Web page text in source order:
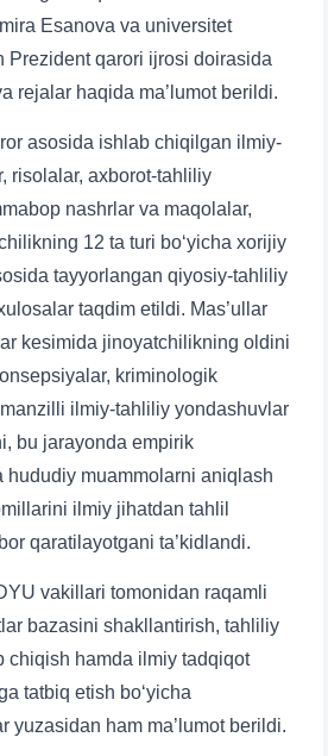
Esanova va universitet
Prezident qarori ijrosi doirasida
rejalar haqida ma’lumot berildi.
asosida ishlab chiqilgan ilmiy-
risolalar, axborot-tahliliy
nashrlar va maqolalar,
12 ta turi bo‘yicha xorijiy
tayyorlangan qiyosiy-tahliliy
taqdim etildi. Mas’ullar
kesimida jinoyatchilikning oldini
kriminologik
ilmiy-tahliliy yondashuvlar
bu jarayonda empirik
hududiy muammolarni aniqlash
ilmiy jihatdan tahlil
qaratilayotgani ta’kidlandi.
vakillari tomonidan raqamli
bazasini shakllantirish, tahliliy
chiqish hamda ilmiy tadqiqot
tatbiq etish bo‘yicha
yuzasidan ham ma’lumot berildi.